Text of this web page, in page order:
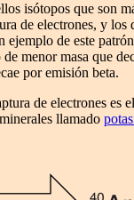
isótopos que son
de electrones, y los
ejemplo de este
menor masa que
por emisión beta.
de electrones es
llamado